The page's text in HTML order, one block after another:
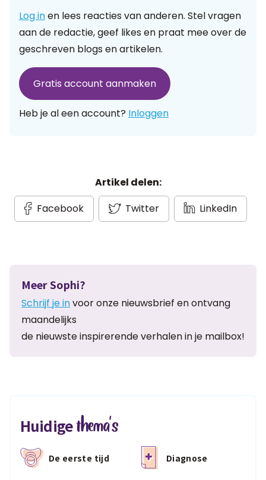
Log inen lees reacties van anderen. Stel vragen
aan de redactie, geef likes en praat mee over de
geschreven blogs en artikelen.
Gratis account aanmaken
Heb je al een account? Inloggen
Artikel delen:
Facebook
Twitter LinkedIn
Meer Sophi?
Schrijf je invoor onze nieuwsbrief en ontvang
maandelijks
de nieuwste inspirerende verhalen in je mailbox!
Huidigethema's
De eerste tijd Diagnose